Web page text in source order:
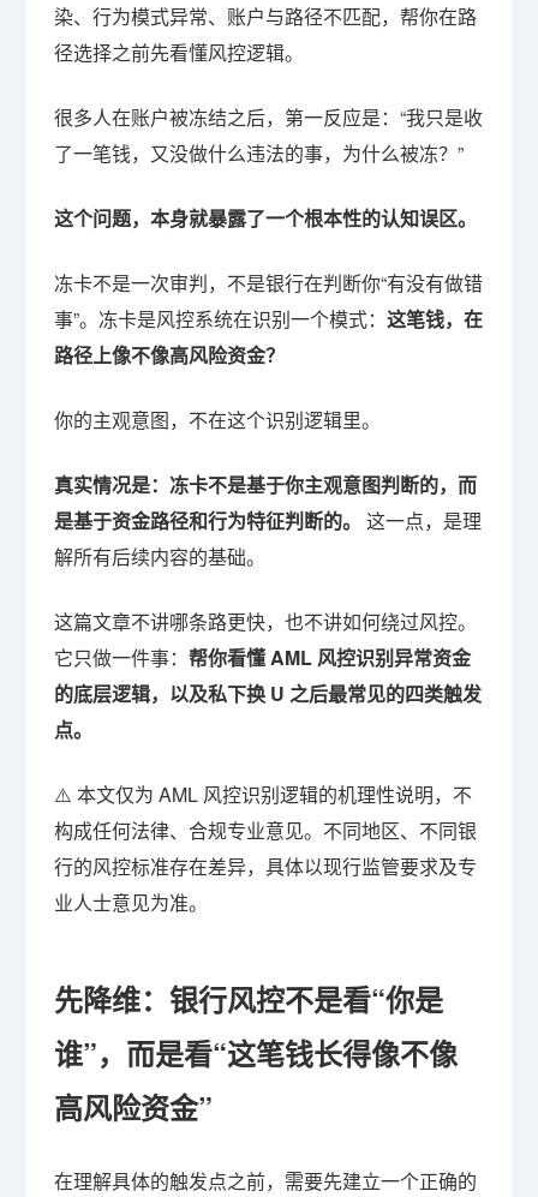
染、行为模式异常、账户与路径不匹配，帮你在路
径选择之前先看懂风控逻辑。
很多人在账户被冻结之后，第一反应是：“我只是收
了一笔钱，又没做什么违法的事，为什么被冻？”
这个问题，本身就暴露了一个根本性的认知误区。
冻卡不是一次审判，不是银行在判断你“有没有做错
事”。冻卡是风控系统在识别一个模式： 这笔钱，在
路径上像不像高风险资金？
你的主观意图，不在这个识别逻辑里。
真实情况是：冻卡不是基于你主观意图判断的，而
是基于资金路径和行为特征判断的。 这一点，是理
解所有后续内容的基础。
这篇文章不讲哪条路更快，也不讲如何绕过风控。
它只做一件事： 帮你看懂 AML 风控识别异常资金
的底层逻辑，以及私下换 U 之后最常见的四类触发
点。
⚠️ 本文仅为 AML 风控识别逻辑的机理性说明，不
构成任何法律、合规专业意见。不同地区、不同银
行的风控标准存在差异，具体以现行监管要求及专
业人士意见为准。
先降维：银行风控不是看“你是
谁”，而是看“这笔钱长得像不像
高风险资金”
在理解具体的触发点之前，需要先建立一个正确的